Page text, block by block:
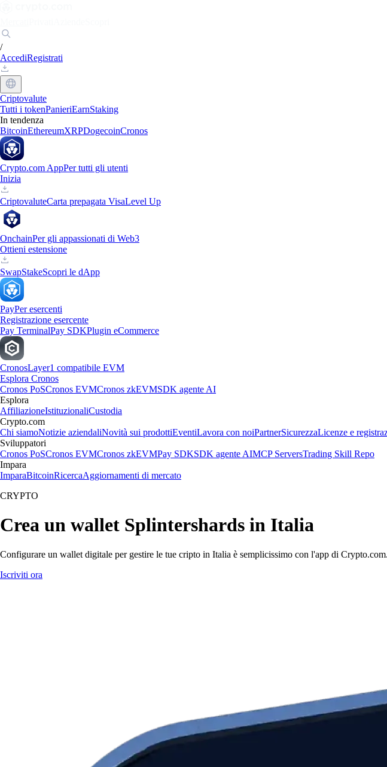
/
AccediRegistrati
Criptovalute
Tutti i tokenPanieriEarnStaking
In tendenza
BitcoinEthereumXRPDogecoinCronos
Crypto.com AppPer tutti gli utenti
Inizia
CriptovaluteCarta prepagata VisaLevel Up
OnchainPer gli appassionati di Web3
Ottieni estensione
SwapStakeScopri le dApp
PayPer esercenti
Registrazione esercente
Pay TerminalPay SDKPlugin eCommerce
CronosLayer1 compatibile EVM
Esplora Cronos
Cronos PoSCronos EVMCronos zkEVMSDK agente AI
Esplora
AffiliazioneIstituzionaliCustodia
Crypto.com
Chi siamoNotizie aziendaliNovità sui prodottiEventiLavora con noiPartnerSicurezzaLicenze e
Sviluppatori
Cronos PoSCronos EVMCronos zkEVMPay SDKSDK agente AIMCP ServersTrading Skill Repo
Impara
ImparaBitcoinRicercaAggiornamenti di mercato
CRYPTO
Crea un wallet Splintershards in Italia
Configurare un wallet digitale per gestire le tue cripto in Italia è semplicissimo con l'app di
Iscriviti ora